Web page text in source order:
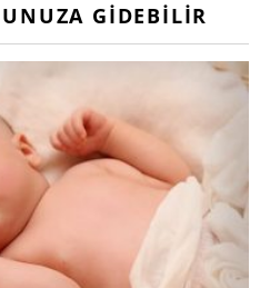
GIDEBILIR